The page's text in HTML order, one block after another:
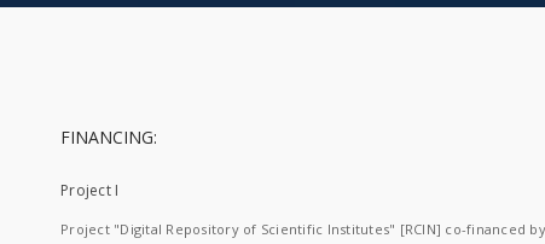
FINANCING:
Project I
Project "Digital Repository of Scientific Institutes" [RCIN] co-financed by